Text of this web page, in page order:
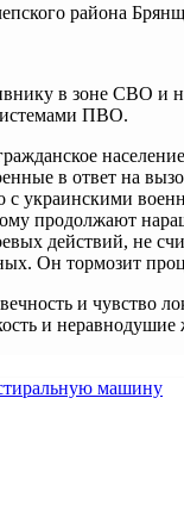
района
в зоне СВО
ПВО.
в ответ на
с украинскими
продолжают
действий,
Он тормозит
и чувство
и